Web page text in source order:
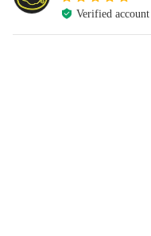
Verified account